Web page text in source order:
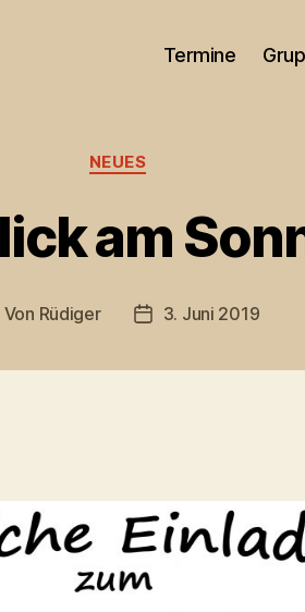
Termine
Kategorien
NEUES
am
Von Rüdiger 3. Juni 2019